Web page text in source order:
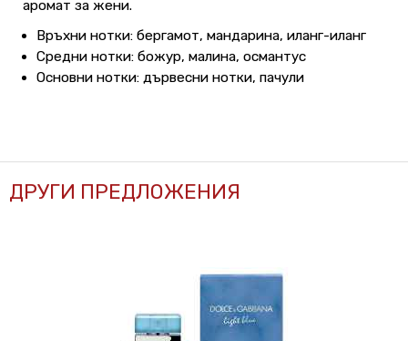
аромат за жени.
Връхни нотки: бергамот, мандарина, иланг-иланг
Средни нотки: божур, малина, османтус
Основни нотки: дървесни нотки, пачули
ДРУГИ ПРЕДЛОЖЕНИЯ